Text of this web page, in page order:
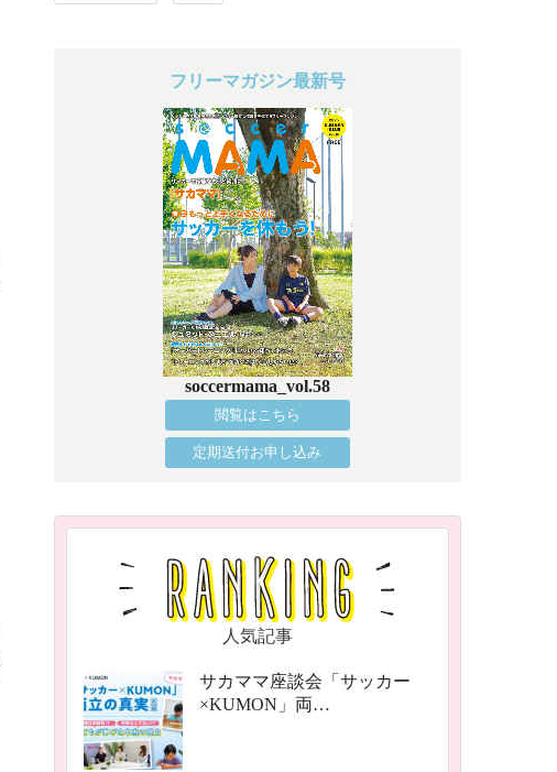
フリーマガジン最新号
soccermama_vol.58
閲覧はこちら
定期送付お申し込み
人気記事
サカママ座談会「サッカー
×KUMON」両…